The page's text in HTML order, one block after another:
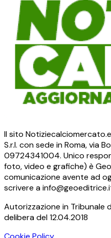
Il sito
S.r.l. con sede in Roma, via
09724341004. Unico
foto, video e grafiche) è
comunicazione avente ad
scrivere a
Autorizzazione in Tribunale
delibera del 12.04.2018